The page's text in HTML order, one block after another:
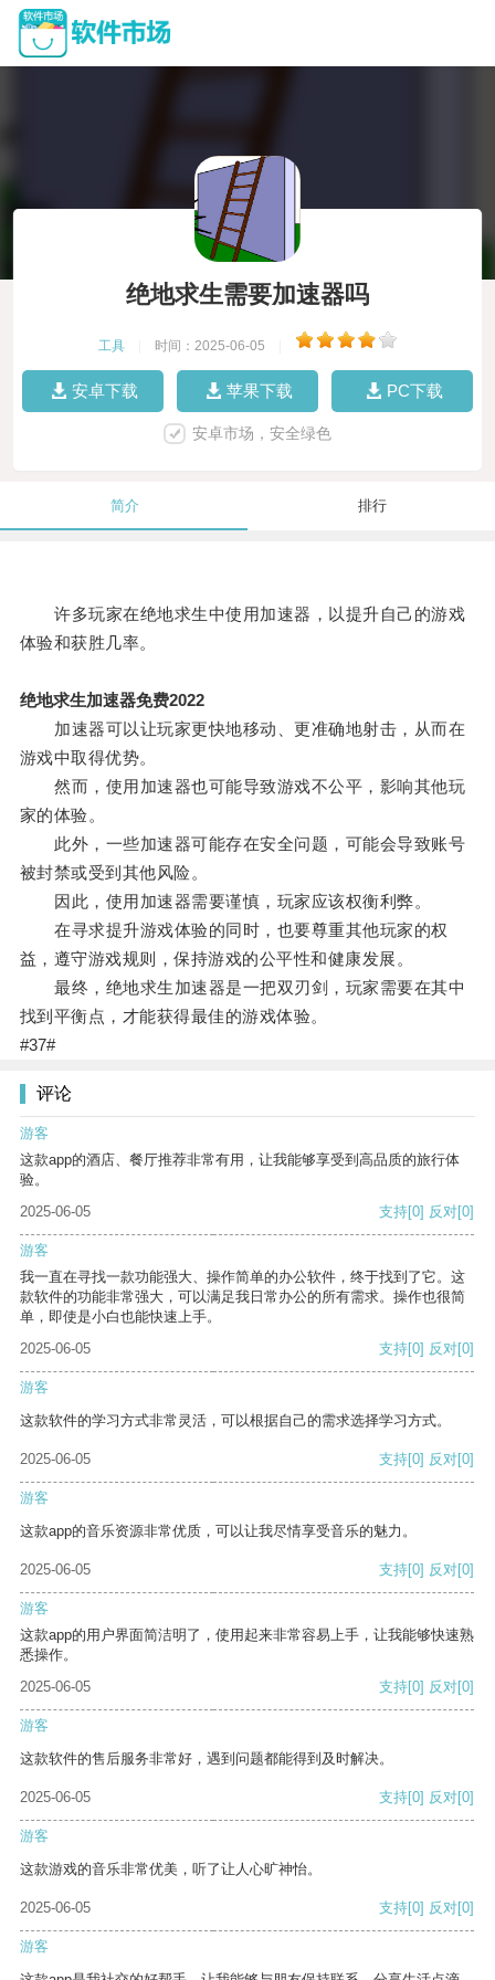
绝地求生需要加速器吗
工具 时间：2025-06-05
安卓下载 苹果下载 PC下载
安卓市场，安全绿色
简介 排行
许多玩家在绝地求生中使用加速器，以提升自己的游戏
体验和获胜几率。
绝地求生加速器免费2022
加速器可以让玩家更快地移动、更准确地射击，从而在
游戏中取得优势。
然而，使用加速器也可能导致游戏不公平，影响其他玩
家的体验。
此外，一些加速器可能存在安全问题，可能会导致账号
被封禁或受到其他风险。
因此，使用加速器需要谨慎，玩家应该权衡利弊。
在寻求提升游戏体验的同时，也要尊重其他玩家的权
益，遵守游戏规则，保持游戏的公平性和健康发展。
最终，绝地求生加速器是一把双刃剑，玩家需要在其中
找到平衡点，才能获得最佳的游戏体验。
#37#
评论
游客
这款app的酒店、餐厅推荐非常有用，让我能够享受到高品质的旅行体
验。
2025-06-05
支持[0] 反对[0]
游客
我一直在寻找一款功能强大、操作简单的办公软件，终于找到了它。这
款软件的功能非常强大，可以满足我日常办公的所有需求。操作也很简
单，即使是小白也能快速上手。
2025-06-05
支持[0] 反对[0]
游客
这款软件的学习方式非常灵活，可以根据自己的需求选择学习方式。
2025-06-05 支持[0] 反对[0]
游客
这款app的音乐资源非常优质，可以让我尽情享受音乐的魅力。
2025-06-05 支持[0] 反对[0]
游客
这款app的用户界面简洁明了，使用起来非常容易上手，让我能够快速熟
悉操作。
2025-06-05
支持[0] 反对[0]
游客
这款软件的售后服务非常好，遇到问题都能得到及时解决。
2025-06-05 支持[0] 反对[0]
游客
这款游戏的音乐非常优美，听了让人心旷神怡。
2025-06-05 支持[0] 反对[0]
游客